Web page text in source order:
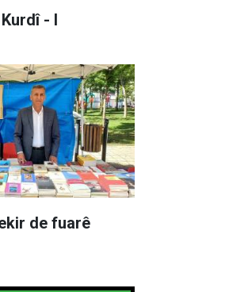
- I
de fuarê